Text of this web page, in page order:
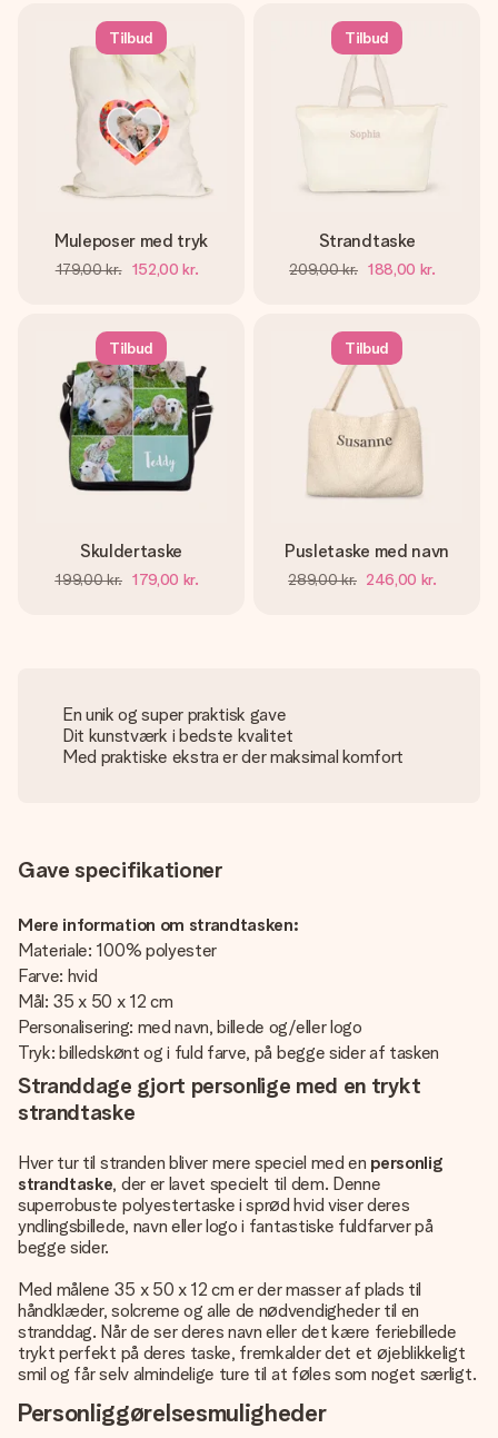
Tilbud
Muleposer med tryk
179,00 kr. 152,00 kr.
Tilbud
Strandtaske
209,00 kr. 188,00 kr.
Tilbud
Skuldertaske
199,00 kr. 179,00 kr.
Tilbud
Pusletaske med navn
289,00 kr. 246,00 kr.
En unik og super praktisk gave
Dit kunstværk i bedste kvalitet
Med praktiske ekstra er der maksimal komfort
Gave specifikationer
Mere information om strandtasken:
Materiale: 100% polyester
Farve: hvid
Mål: 35 x 50 x 12 cm
Personalisering: med navn, billede og/eller logo
Tryk: billedskønt og i fuld farve, på begge sider af tasken
Stranddage gjort personlige med en trykt
strandtaske
Hver tur til stranden bliver mere speciel med en personlig
strandtaske, der er lavet specielt til dem. Denne
superrobuste polyestertaske i sprød hvid viser deres
yndlingsbillede, navn eller logo i fantastiske fuldfarver på
begge sider.
Med målene 35 x 50 x 12 cm er der masser af plads til
håndklæder, solcreme og alle de nødvendigheder til en
stranddag. Når de ser deres navn eller det kære feriebillede
trykt perfekt på deres taske, fremkalder det et øjeblikkeligt
smil og får selv almindelige ture til at føles som noget særligt.
Personliggørelsesmuligheder